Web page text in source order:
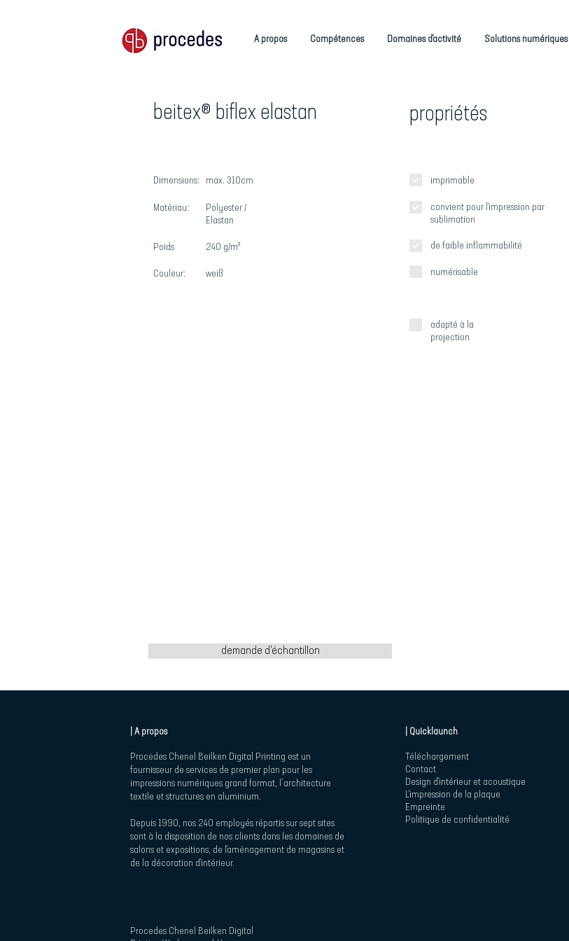
A propos Compétences Domaines d'activité Solutions numériques
beitex® biflex elastan
Dimensions: max. 310cm
Matériau:
Polyester /
Elastan
Poids 240 g/m²
Couleur: weiß
demande d'échantillon
propriétés
imprimable
convient pour l'impression par
sublimation
de faible inflammabilité
numérisable
adapté à la
projection
| A propos
Procedes Chenel Beilken Digital Printing est un
fournisseur de services de premier plan pour les
impressions numériques grand format, l’architecture
textile et structures en aluminium.
Depuis 1990, nos 240 employés répartis sur sept sites
sont à la disposition de nos clients dans les domaines de
salons et expositions, de l'aménagement de magasins et
de la décoration d'intérieur.
Procedes Chenel Beilken Digital
| Quicklaunch
Téléchargement
Contact
Design d'intérieur et acoustique
L'impression de la plaque
Empreinte
Politique de confidentialité